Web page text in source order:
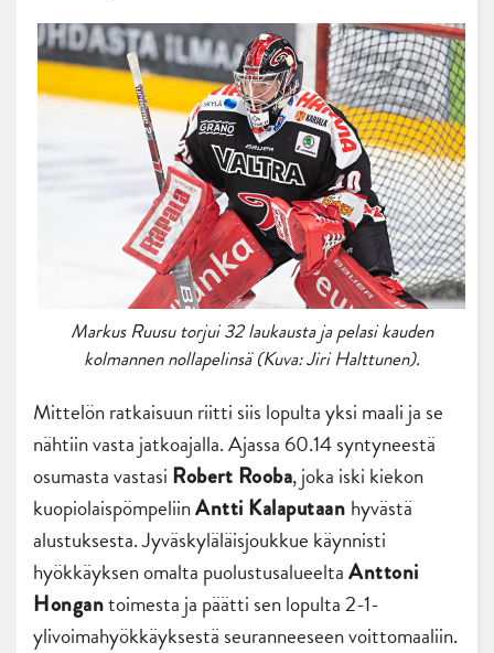
Markus Ruusu torjui 32 laukausta ja pelasi kauden
kolmannen nollapelinsä (Kuva: Jiri Halttunen).
Mittelön ratkaisuun riitti siis lopulta yksi maali ja se
nähtiin vasta jatkoajalla. Ajassa 60.14 syntyneestä
osumasta vastasi Robert Rooba, joka iski kiekon
kuopiolaispömpeliinAntti Kalaputaan hyvästä
alustuksesta. Jyväskyläläisjoukkue käynnisti
hyökkäyksen omalta puolustusalueeltaAnttoni
Hongantoimesta ja päätti sen lopulta 2-1-
ylivoimahyökkäyksestä seuranneeseen voittomaaliin.